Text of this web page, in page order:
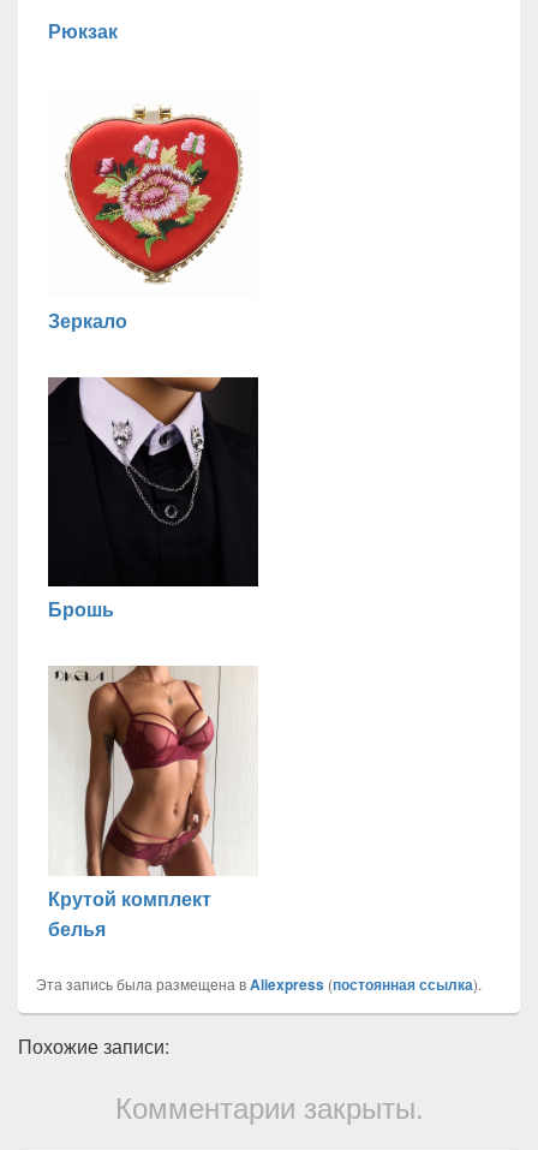
Рюкзак
Зеркало
Брошь
Крутой комплект
белья
Эта запись была размещена вAliexpress (постоянная ссылка).
Похожие записи:
Комментарии закрыты.